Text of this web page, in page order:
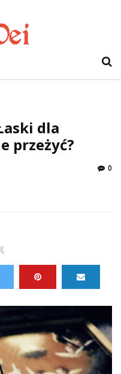
dla
przeżyć?
0